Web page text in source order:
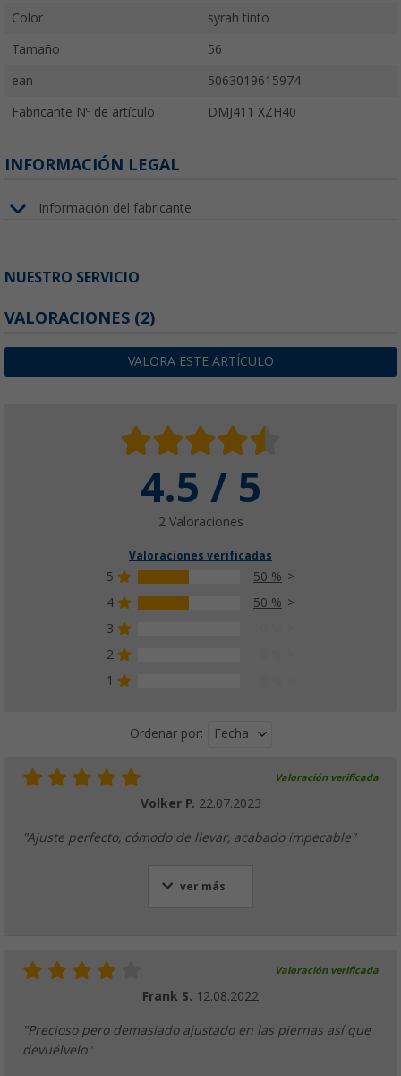
Color syrah tinto
Tamaño 56
ean 5063019615974
Fabricante Nº de artículo DMJ411 XZH40
INFORMACIÓN LEGAL
Información del fabricante
NUESTRO SERVICIO
VALORACIONES (2)
VALORA ESTE ARTÍCULO
4.5 / 5
2 Valoraciones
Valoraciones verificadas
5
50 %
4
50 %
3
2
1
Ordenar por: Fecha
Valoración verificada
Volker P. 22.07.2023
"Ajuste perfecto, cómodo de llevar, acabado impecable"
ver más
Valoración verificada
Frank S. 12.08.2022
"Precioso pero demasiado ajustado en las piernas así que
devuélvelo"